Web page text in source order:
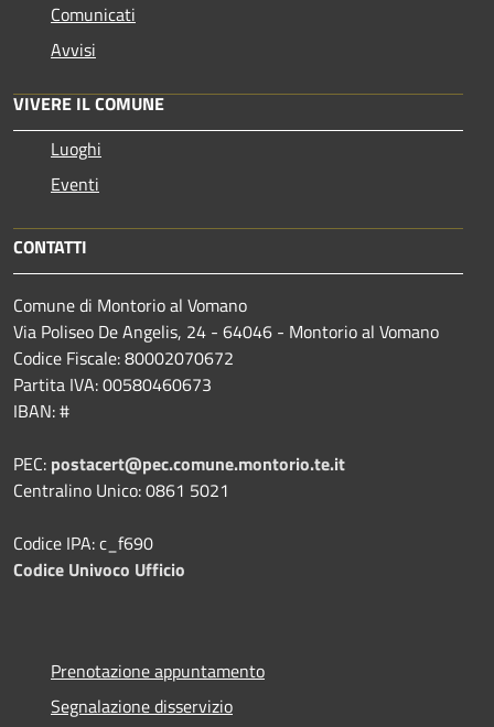
Comunicati
Avvisi
VIVERE IL COMUNE
Luoghi
Eventi
CONTATTI
Comune di Montorio al Vomano
Via Poliseo De Angelis, 24 - 64046 - Montorio al Vomano
Codice Fiscale: 80002070672
Partita IVA: 00580460673
IBAN: #
PEC: postacert@pec.comune.montorio.te.it
Centralino Unico: 0861 5021
Codice IPA: c_f690
Codice Univoco Ufficio
Prenotazione appuntamento
Segnalazione disservizio